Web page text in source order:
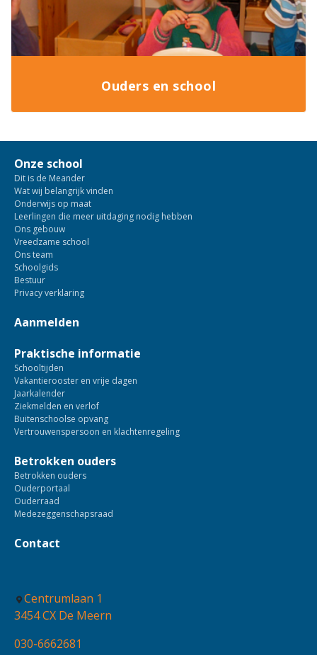
Ouders en school
Onze school
Dit is de Meander
Wat wij belangrijk vinden
Onderwijs op maat
Leerlingen die meer uitdaging nodig hebben
Ons gebouw
Vreedzame school
Ons team
Schoolgids
Bestuur
Privacy verklaring
Aanmelden
Praktische informatie
Schooltijden
Vakantierooster en vrije dagen
Jaarkalender
Ziekmelden en verlof
Buitenschoolse opvang
Vertrouwenspersoon en klachtenregeling
Betrokken ouders
Betrokken ouders
Ouderportaal
Ouderraad
Medezeggenschapsraad
Contact
Centrumlaan 1
3454 CX De Meern
030-6662681